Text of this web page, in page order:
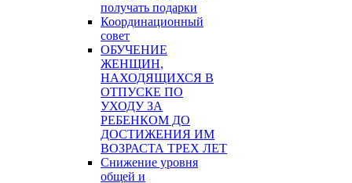
получать подарки
Координационный
совет
ОБУЧЕНИЕ
ЖЕНЩИН,
НАХОДЯЩИХСЯ В
ОТПУСКЕ ПО
УХОДУ ЗА
РЕБЕНКОМ ДО
ДОСТИЖЕНИЯ ИМ
ВОЗРАСТА ТРЕХ ЛЕТ
Снижение уровня
общей и